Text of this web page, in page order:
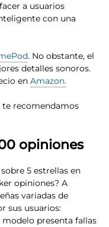
a usuarios
con una
. No obstante, el
detalles sonoros.
en Amazon.
te recomendamos
opiniones
5 estrellas en
opiniones? A
variadas de
sus usuarios:
modelo presenta fallas